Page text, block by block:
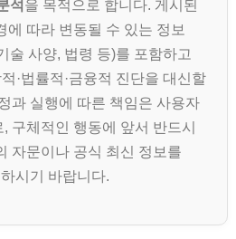
석 을 목적으로 합니다. 게시된
에 따라 변동될 수 있는 정보
술 사양, 법령 등)를 포함하고
·법률적·금융적 진단을 대신할
과 실행에 따른 책임은 사용자
구체적인 행동에 앞서 반드시
자문이나 공식 최신 정보를
시기 바랍니다.